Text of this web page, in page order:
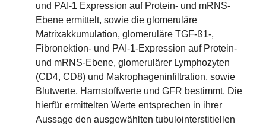
und PAI-1 Expression auf Protein- und mRNS-
Ebene ermittelt, sowie die glomeruläre
Matrixakkumulation, glomeruläre TGF-ß1-,
Fibronektion- und PAI-1-Expression auf Protein-
und mRNS-Ebene, glomerulärer Lymphozyten
(CD4, CD8) und Makrophageninfiltration, sowie
Blutwerte, Harnstoffwerte und GFR bestimmt. Die
hierfür ermittelten Werte entsprechen in ihrer
Aussage den ausgewählten tubulointerstitiellen